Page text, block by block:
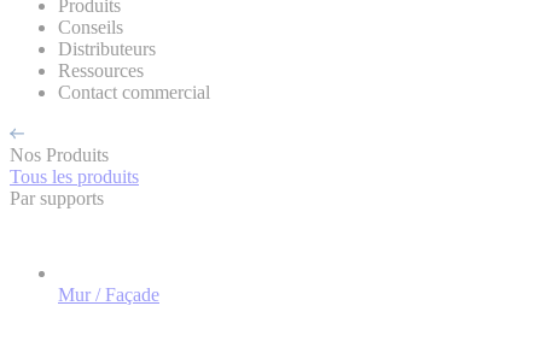
Produits
Conseils
Distributeurs
Ressources
Contact commercial
Nos Produits
Tous les produits
Par supports
Mur / Façade